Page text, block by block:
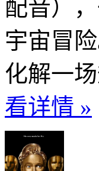
配音）
宇宙冒
化解一
看详情 »